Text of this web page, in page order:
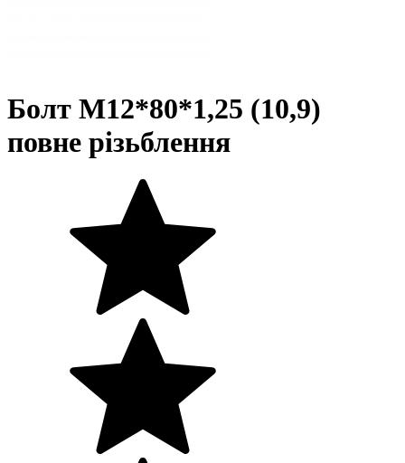
Болт М12*80*1,25 (10,9)
повне різьблення